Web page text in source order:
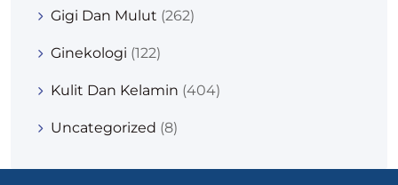
Gigi Dan Mulut (262)
Ginekologi (122)
Kulit Dan Kelamin (404)
Uncategorized (8)